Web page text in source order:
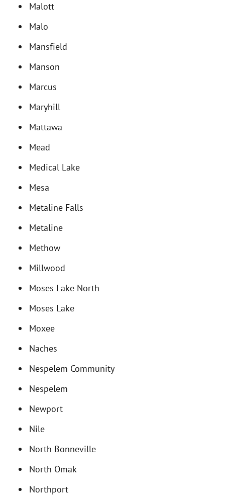
Malott
Malo
Mansfield
Manson
Marcus
Maryhill
Mattawa
Mead
Medical Lake
Mesa
Metaline Falls
Metaline
Methow
Millwood
Moses Lake North
Moses Lake
Moxee
Naches
Nespelem Community
Nespelem
Newport
Nile
North Bonneville
North Omak
Northport